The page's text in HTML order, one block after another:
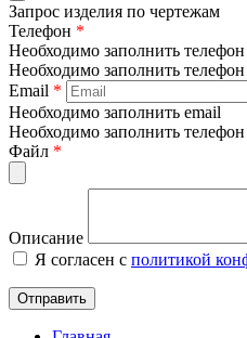
Запрос изделия по чертежам
Телефон *
Необходимо заполнить телефон
Необходимо заполнить
Email *
Необходимо заполнить email
Необходимо заполнить
Файл *
Описание
Я согласен с политикой
Отправить